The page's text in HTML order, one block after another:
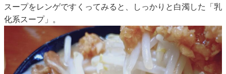
スープをレンゲですくってみると、しっかりと白濁した「乳
化系スープ」。